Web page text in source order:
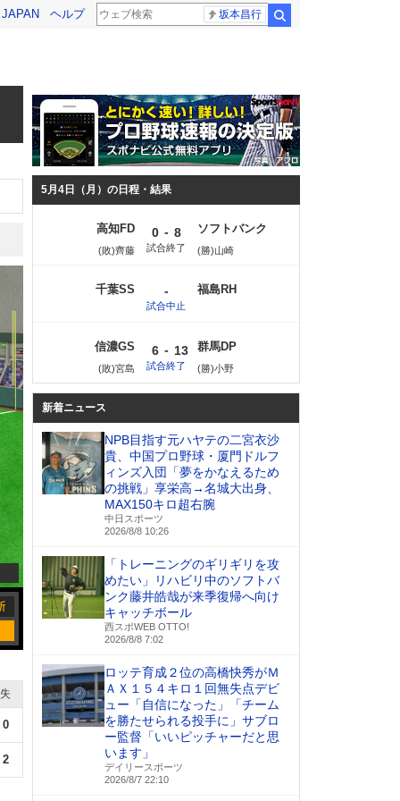
ヘルプ 坂本昌行
失
0
2
5月4日（月）の日程・結果
高知FD
(敗)齊藤
0 - 8
試合終了
ソフトバンク
(勝)山崎
千葉SS -
試合中止
福島RH
信濃GS
(敗)宮島
6 - 13
試合終了
群馬DP
(勝)小野
新着ニュース
NPB目指す元ハヤテの二宮衣沙
貴、中国プロ野球・厦門ドルフ
ィンズ入団「夢をかなえるため
の挑戦」享栄高→名城大出身、
MAX150キロ超右腕
中日スポーツ
2026/8/8 10:26
「トレーニングのギリギリを攻
めたい」リハビリ中のソフトバ
ンク藤井皓哉が来季復帰へ向け
キャッチボール
西スポWEB OTTO!
2026/8/8 7:02
ロッテ育成２位の高橋快秀がＭ
ＡＸ１５４キロ１回無失点デビ
ュー「自信になった」「チーム
を勝たせられる投手に」サブロ
ー監督「いいピッチャーだと思
います」
デイリースポーツ
2026/8/7 22:10